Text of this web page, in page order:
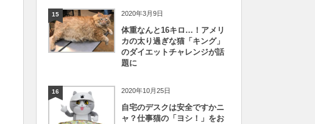
15 2020年3月9日
体重なんと16キロ…！アメリ
カの太り過ぎな猫「キング」
のダイエットチャレンジが話
題に
16 2020年10月25日
自宅のデスクは安全ですかニ
ャ？仕事猫の「ヨシ！」をお